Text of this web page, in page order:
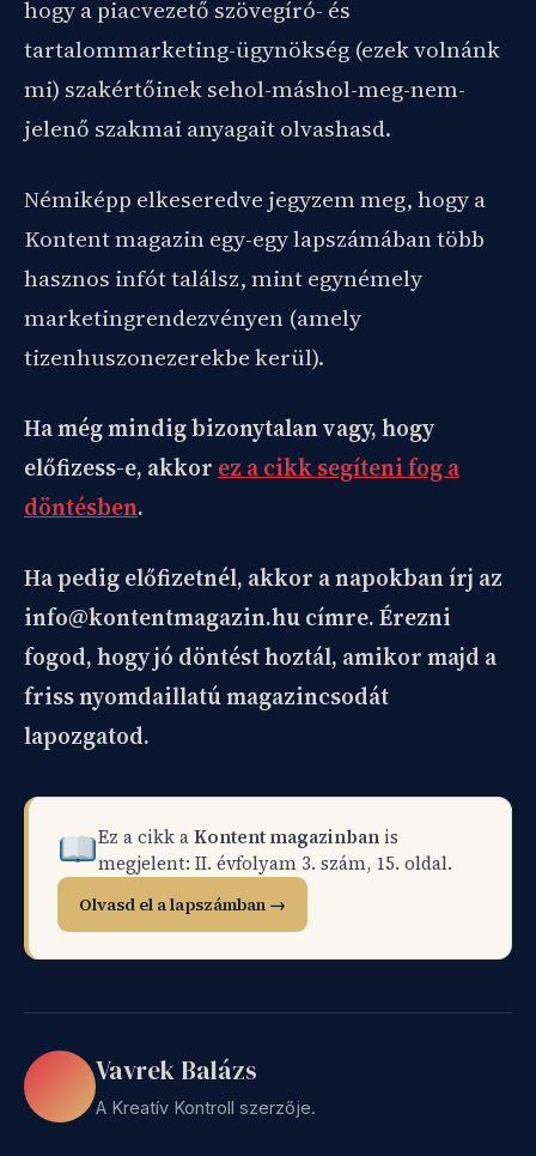
hogy a piacvezető szövegíró- és
tartalommarketing-ügynökség (ezek volnánk
mi) szakértőinek sehol-máshol-meg-nem-
jelenő szakmai anyagait olvashasd.
Némiképp elkeseredve jegyzem meg, hogy a
Kontent magazin egy-egy lapszámában több
hasznos infót találsz, mint egynémely
marketingrendezvényen (amely
tizenhuszonezerekbe kerül).
Ha még mindig bizonytalan vagy, hogy
előfizess-e, akkor ez a cikk segíteni fog a
döntésben.
Ha pedig előfizetnél, akkor a napokban írj az
info@kontentmagazin.hu címre. Érezni
fogod, hogy jó döntést hoztál, amikor majd a
friss nyomdaillatú magazincsodát
lapozgatod.
Ez a cikk aKontent magazinban is
megjelent: II. évfolyam 3. szám, 15. oldal.
Olvasd el a lapszámban →
Vavrek Balázs
A Kreatív Kontroll szerzője.